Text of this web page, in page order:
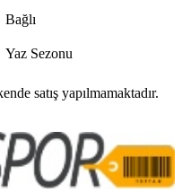
Bağlı
Yaz Sezonu
satış yapılmamaktadır.